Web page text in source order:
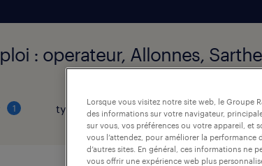
: operateur, Allonnes, Sarthe
1 type de contrat durée du
Lorsque vous visitez notre site web, le Groupe
des informations sur votre navigateur,
sur vous, vos préférences ou votre appareil,
vous l’attendez, pour améliorer la
d’autres sites. En général, ces informations ne
vous offrir une expérience web plus